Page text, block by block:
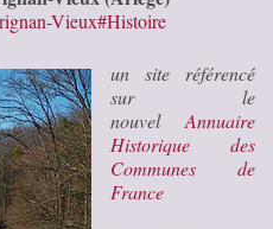
Vieux#Histoire
un site référencé
sur le
nouvel Annuaire
Historique des
Communes de
France